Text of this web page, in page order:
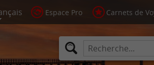
Espace Pro Carnets de